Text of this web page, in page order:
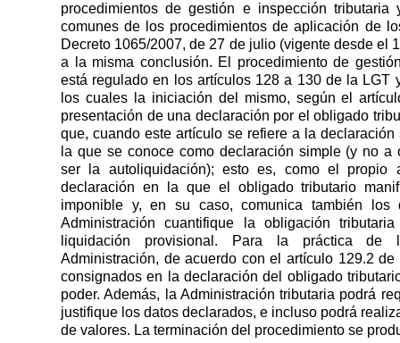
procedimientos de gestión e inspección
comunes de los procedimientos de aplicación de
Decreto 1065/2007, de 27 de julio (vigente desde el
a la misma conclusión. El procedimiento de
está regulado en los artículos 128 a 130 de la LGT
los cuales la iniciación del mismo, según el
presentación de una declaración por el obligado
que, cuando este artículo se refiere a la
la que se conoce como declaración simple (y no a
ser la autoliquidación); esto es, como el propio
declaración en la que el obligado tributario
imponible y, en su caso, comunica también los
Administración cuantifique la obligación
liquidación provisional. Para la práctica de
Administración, de acuerdo con el artículo 129.2
consignados en la declaración del obligado
poder. Además, la Administración tributaria podrá
justifique los datos declarados, e incluso podrá
de valores. La terminación del procedimiento se